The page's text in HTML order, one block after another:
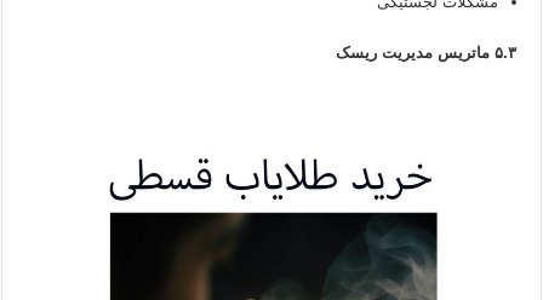
۵.۳ ماتریس مدیریت ریسک